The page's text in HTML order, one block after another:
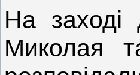
На заході
Миколая